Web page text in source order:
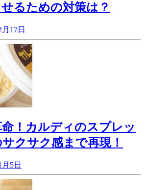
るための対策は？
17日
命！カルディのスプレッ
サクサク感まで再現！
5日